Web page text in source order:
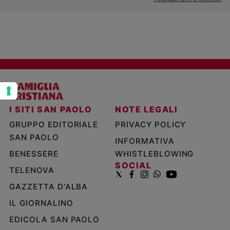
Pubblicità
Redazione
Social
I SITI SAN PAOLO
GRUPPO EDITORIALE
SAN PAOLO
BENESSERE
TELENOVA
GAZZETTA D'ALBA
IL GIORNALINO
EDICOLA SAN PAOLO
NOTE LEGALI
PRIVACY POLICY
INFORMATIVA
WHISTLEBLOWING
SOCIAL